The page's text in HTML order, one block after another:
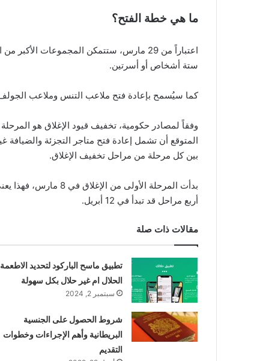
ما هي خطة الفتح؟
اعتباراً من 29 مارس، ستتمكن المجموعات
ستة أشخاص أو أسرتين.
كما سيُسمح بإعادة فتح ملاعب التنس وملاعب الجولف
وفقاً لمصادر حكومية، تخفيف قيود الإغلاق هو
المتوقع أن تشمل إعادة فتح متاجر التجزئة
بين كل مرحلة من مراحل تخفيف الإغلاق.
بدأت المرحلة الأولى
أربع مراحل قد تبدأ في 12 أبريل.
مقالات ذات صلة
تطبيق ماسح الباركود لتحديد الاطعمة
الحلال ام غير حلال بكل سهولة
سبتمبر 2, 2024
شروط الحصول على الجنسية
البريطانية وأهم الإجراءات وخطوات
التقديم